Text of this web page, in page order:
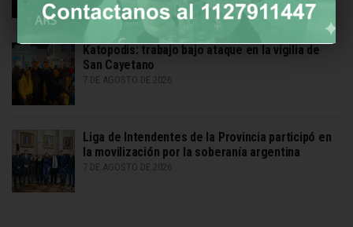
Katopodis: trabajo bajo ataque en la vigilia de
San Cayetano
7 DE AGOSTO DE 2026
Liga de Intendentes de la Provincia participó en
la movilización por la soberanía argentina
7 DE AGOSTO DE 2026